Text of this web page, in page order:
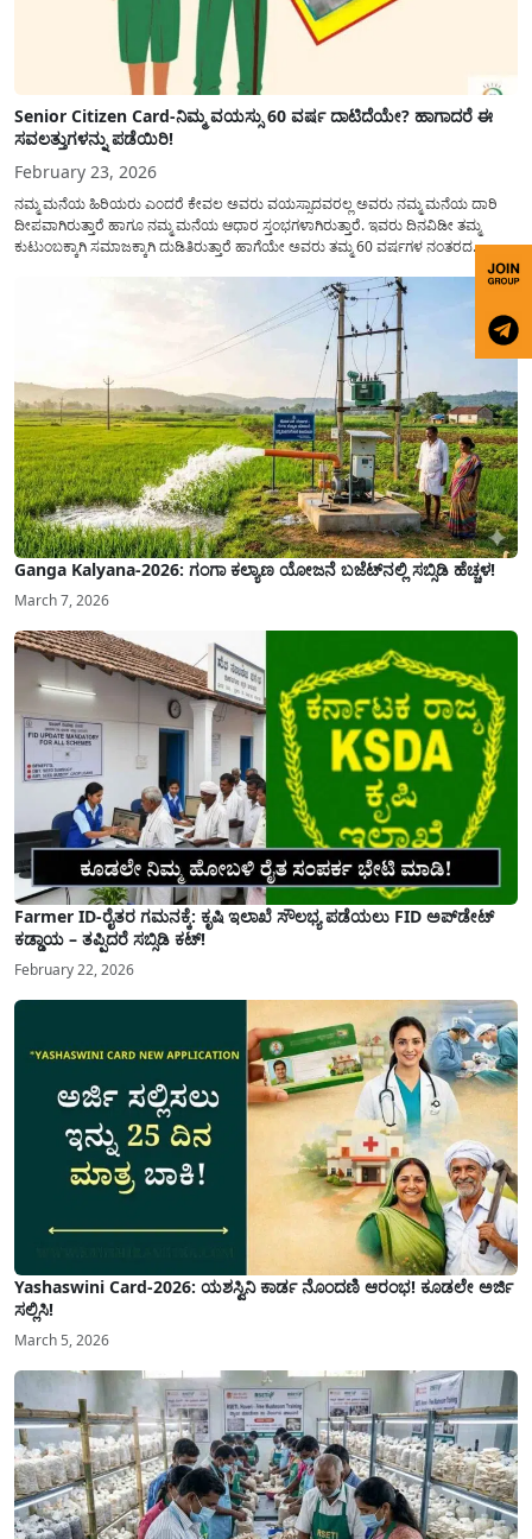
Senior Citizen Card-ನಿಮ್ಮ ವಯಸ್ಸು 60 ವರ್ಷ ದಾಟಿದೆಯೇ? ಹಾಗಾದರೆ ಈ
ಸವಲತ್ತುಗಳನ್ನು ಪಡೆಯಿರಿ!
February 23, 2026
ನಮ್ಮ ಮನೆಯ ಹಿರಿಯರು ಎಂದರೆ ಕೇವಲ ಅವರು ವಯಸ್ಸಾದವರಲ್ಲ ಅವರು ನಮ್ಮ ಮನೆಯ ದಾರಿ
ದೀಪವಾಗಿರುತ್ತಾರೆ ಹಾಗೂ ನಮ್ಮ ಮನೆಯ ಆಧಾರ ಸ್ತಂಭಗಳಾಗಿರುತ್ತಾರೆ. ಇವರು ದಿನವಿಡೀ ತಮ್ಮ
ಕುಟುಂಬಕ್ಕಾಗಿ ಸಮಾಜಕ್ಕಾಗಿ ದುಡಿತಿರುತ್ತಾರೆ ಹಾಗೆಯೇ ಅವರು ತಮ್ಮ 60 ವರ್ಷಗಳ ನಂತರದ
ಜೀವನವನ್ನು ನೆಮ್ಮದಿಯಿಂದ ಕಳೆಯಬೇಕೆಂಬುದು ಪ್ರತಿಯೊಬ್ಬರ ಕನಸಾಗಿರುತ್ತದೆ ಆದ್ದರಿಂದ ಸರ್ಕಾರವು
Ganga Kalyana-2026: ಗಂಗಾ ಕಲ್ಯಾಣ ಯೋಜನೆ ಬಜೆಟ್‌ನಲ್ಲಿ ಸಬ್ಸಿಡಿ ಹೆಚ್ಚಳ!
March 7, 2026
Farmer ID-ರೈತರ ಗಮನಕ್ಕೆ: ಕೃಷಿ ಇಲಾಖೆ ಸೌಲಭ್ಯ ಪಡೆಯಲು FID ಅಪ್‌ಡೇಟ್
ಕಡ್ಡಾಯ – ತಪ್ಪಿದರೆ ಸಬ್ಸಿಡಿ ಕಟ್!
February 22, 2026
Yashaswini Card-2026: ಯಶಸ್ವಿನಿ ಕಾರ್ಡ ನೊಂದಣಿ ಆರಂಭ! ಕೂಡಲೇ ಅರ್ಜಿ
ಸಲ್ಲಿಸಿ!
March 5, 2026